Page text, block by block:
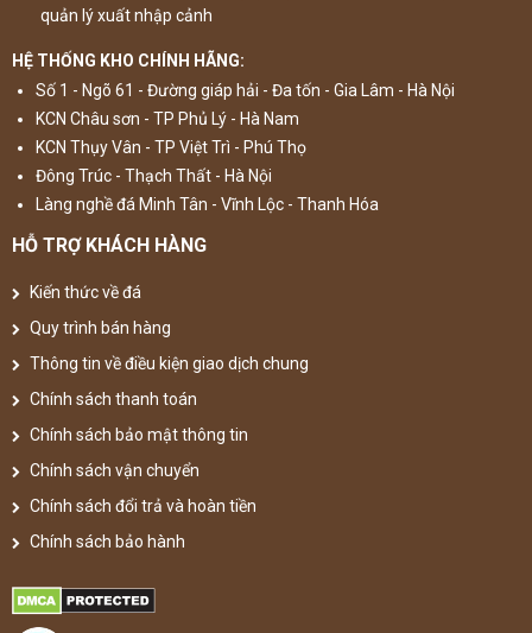
quản lý xuất nhập cảnh
HỆ THỐNG KHO CHÍNH HÃNG:
Số 1 - Ngõ 61 - Đường giáp hải - Đa tốn - Gia Lâm - Hà Nội
KCN Châu sơn - TP Phủ Lý - Hà Nam
KCN Thụy Vân - TP Việt Trì - Phú Thọ
Đông Trúc - Thạch Thất - Hà Nội
Làng nghề đá Minh Tân - Vĩnh Lộc - Thanh Hóa
HỖ TRỢ KHÁCH HÀNG
Kiến thức về đá
Quy trình bán hàng
Thông tin về điều kiện giao dịch chung
Chính sách thanh toán
Chính sách bảo mật thông tin
Chính sách vận chuyển
Chính sách đổi trả và hoàn tiền
Chính sách bảo hành